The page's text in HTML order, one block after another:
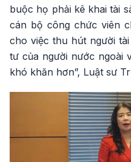
buộc họ phải kê khai tài
cán bộ công chức viên
cho việc thu hút người
tư của người nước ngoài
khó khăn hơn”, Luật sư